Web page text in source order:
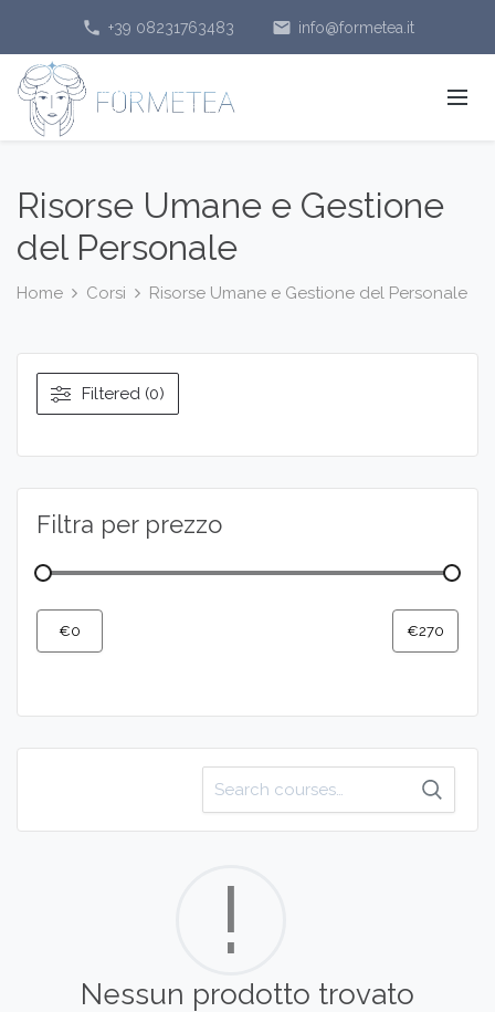
phone +39 08231763483 email info@formetea.it
Risorse Umane e Gestione
del Personale
Home Corsi Risorse Umane e Gestione del Personale
Cerca
per:
!
Nessun prodotto trovato
Filtered (0)
Filtra per prezzo